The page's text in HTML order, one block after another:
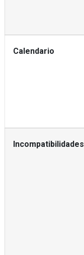
Calendario
Incompatibilidades